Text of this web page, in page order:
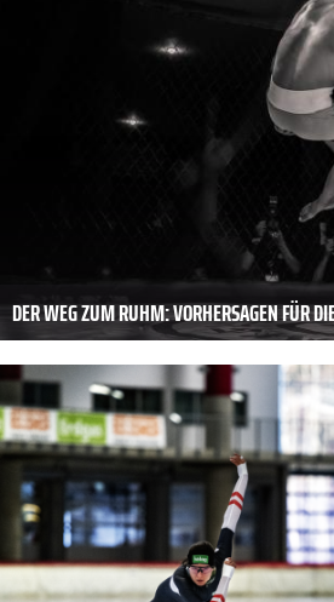
DER WEG ZUM RUHM: VORHERSAGEN FÜR